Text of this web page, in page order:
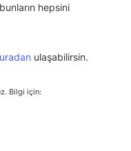
hepsini
ulaşabilirsin.
Bilgi için: